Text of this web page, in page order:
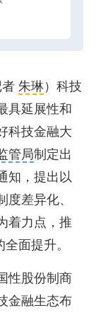
朱琳）科技
具延展性和
科技金融大
管局制定出
知，提出以
差异化、
着力点，推
面提升。
性股份制商
金融生态布